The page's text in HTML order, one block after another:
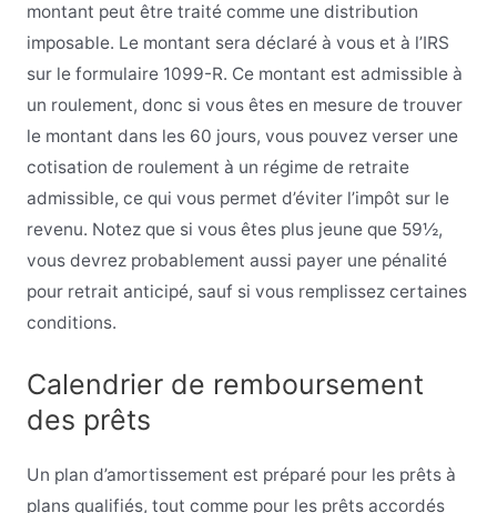
montant peut être traité comme une distribution
imposable. Le montant sera déclaré à vous et à l’IRS
sur le formulaire 1099-R. Ce montant est admissible à
un roulement, donc si vous êtes en mesure de trouver
le montant dans les 60 jours, vous pouvez verser une
cotisation de roulement à un régime de retraite
admissible, ce qui vous permet d’éviter l’impôt sur le
revenu. Notez que si vous êtes plus jeune que 59½,
vous devrez probablement aussi payer une pénalité
pour retrait anticipé, sauf si vous remplissez certaines
conditions.
Calendrier de remboursement
des prêts
Un plan d’amortissement est préparé pour les prêts à
plans qualifiés, tout comme pour les prêts accordés